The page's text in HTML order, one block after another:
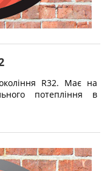
R32. Має на
потепління в